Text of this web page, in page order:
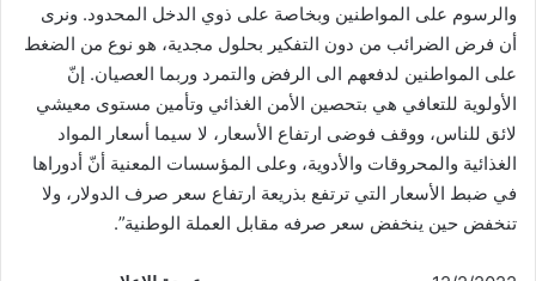
والرسوم على المواطنين وبخاصة على ذوي الدخل المحدود. ونرى
أن فرض الضرائب من دون التفكير بحلول مجدية، هو نوع من الضغط
على المواطنين لدفعهم الى الرفض والتمرد وربما العصيان. إنّ
الأولوية للتعافي هي بتحصين الأمن الغذائي وتأمين مستوى معيشي
لائق للناس، ووقف فوضى ارتفاع الأسعار، لا سيما أسعار المواد
الغذائية والمحروقات والأدوية، وعلى المؤسسات المعنية أنّ أدوراها
في ضبط الأسعار التي ترتفع بذريعة ارتفاع سعر صرف الدولار، ولا
تنخفض حين ينخفض سعر صرفه مقابل العملة الوطنية”.